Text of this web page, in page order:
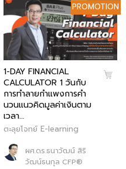
PROMOTION
1-DAY FINANCIAL
CALCULATOR 1 วันกับ
การทำลายกำแพงการคำ
นวนแนวคิดมูลค่าเงินตาม
เวลา…
ตะลุยโจทย์ E-learning
ผศ.ดร.ธนาวัฒน์ สิริ
วัฒน์ธนกุล CFP®